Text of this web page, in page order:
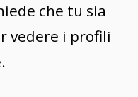
che tu sia
vedere i profili